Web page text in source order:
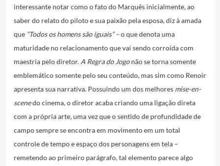
interessante notar como o fato do Marquês inicialmente, ao
saber do relato do piloto e sua paixão pela esposa, diz à amada
que “Todos os homens são iguais” –o que denota uma
maturidade no relacionamento que vai sendo corroída com
maestria pelo diretor. A Regra do Jogonão se torna somente
emblemático somente pelo seu conteúdo, mas sim como Renoir
apresenta sua narrativa. Possuindo um dos melhores mise-en-
scenedo cinema, o diretor acaba criando uma ligação direta
com a própria arte, uma vez que o sentido de profundidade de
campo sempre se encontra em movimento em um total
controle de tempo e espaço dos personagens em tela –
remetendo ao primeiro parágrafo, tal elemento parece algo